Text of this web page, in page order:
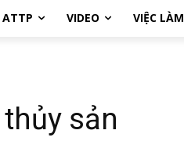
ATTP VIDEO VIỆC LÀM
sản